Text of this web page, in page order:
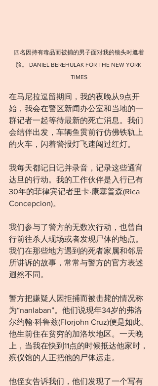
四名因持有毒品而被捕的男子面对我的镜头时遮着
脸。 DANIEL BEREHULAK FOR THE NEW YORK
TIMES
在马尼拉逗留期间，我的夜晚从9点开
始，我会在警区新闻办公室和当地的一
群记者一起等待最新的死亡消息。我们
会结伴出发，车辆鱼贯前行仿佛铁轨上
的火车，闪着警报灯飞速闯过红灯。
我每天都记日记并录音，记录这些通宵
达旦的行动。我的工作伙伴是入行已有
30年的菲律宾记者里卡·康塞普森(Rica
Concepcion)。
我们参与了警方的无数次行动，也曾自
行前往杀人现场或者发现尸体的地点。
我们在那些地方遇到的死者家属和邻居
所讲诉的故事，常常与警方的官方表述
迥然不同。
警方把嫌疑人因拒捕而被击毙的情况称
为“nanlaban”。他们说现年34岁的弗洛
尔约翰·科鲁兹(Florjohn Cruz)便是如此。
他生前住在贫穷的加洛坎地区。一天晚
上，当我在快到11点的时候抵达他家时，
殡仪馆的人正把他的尸体运走。
他侄女告诉我们，他们发现了一个写有